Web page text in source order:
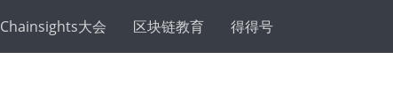
Chainsights大会 区块链教育 得得号